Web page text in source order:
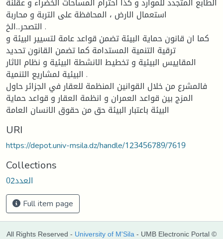
استعمال الارض ، المحافظة على التربة و محاربة
التصحر...الخ .
كما ان قانون حماية البيئة تضمن قواعد عامة لتسيير البيئة و
ترقية التنمية المستدامة كما تضمن القانون تحديد
المقاييس البيئية و تخطيط الانشطة البيئية و نظام الاثار
البيئية لمشاريع التنمية .
فالمشرع من خلال القوانين المنظمة للعقار في الجزائر حاول
المزج بين قواعد العمران و انظمة العقار و قواعد حماية
البيئة باعتبار البيئة حق من حقوق الانسان العامة
URI
https://depot.univ-msila.dz/handle/123456789/7619
Collections
العدد02
Full item page
All Rights Reserved - University of M'Sila - UMB Electronic Portal ©